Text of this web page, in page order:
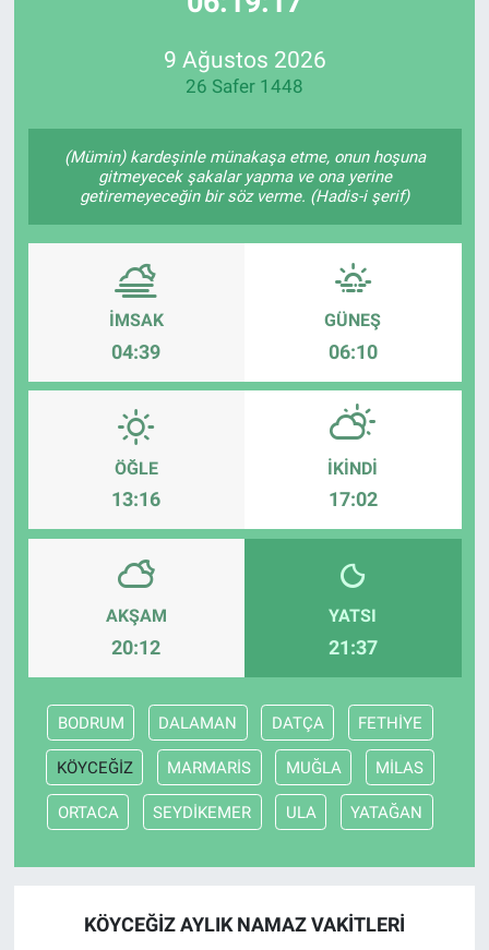
9 Ağustos 2026
26 Safer 1448
(Mümin) kardeşinle münakaşa etme, onun hoşuna
gitmeyecek şakalar yapma ve ona yerine
getiremeyeceğin bir söz verme. (Hadis-i şerif)
İMSAK
04:39
GÜNEŞ
06:10
ÖĞLE
13:16
İKINDI
17:02
AKŞAM
20:12
YATSI
21:37
BODRUM DALAMAN DATÇA FETHİYE
KÖYCEĞİZ MARMARİS MUĞLA MİLAS
ORTACA SEYDİKEMER ULA YATAĞAN
KÖYCEĞİZ AYLIK NAMAZ VAKITLERI
Özel Haberler
Kadın
Erişim Bilgileri
Sağlık
Ramazan